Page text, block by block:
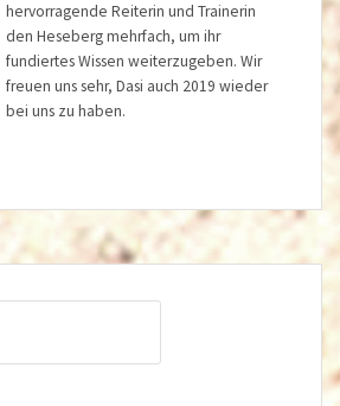
hervorragende Reiterin und Trainerin
den Heseberg mehrfach, um ihr
fundiertes Wissen weiterzugeben. Wir
freuen uns sehr, Dasi auch 2019 wieder
bei uns zu haben.